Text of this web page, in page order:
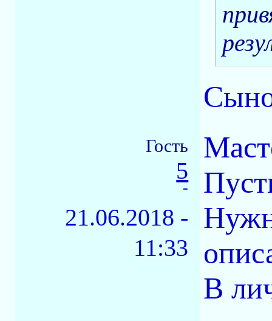
Гость
5
-
21.06.2018 -
11:33
В